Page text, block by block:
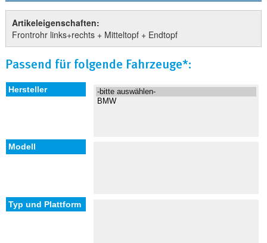
Artikeleigenschaften:
Frontrohr links+rechts + Mitteltopf + Endtopf
Passend für folgende Fahrzeuge*: